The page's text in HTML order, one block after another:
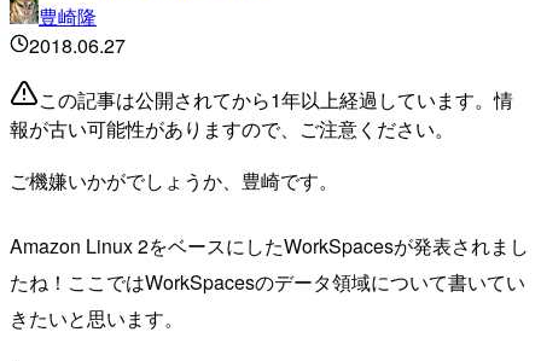
豊崎隆
2018.06.27
この記事は公開されてから1年以上経過しています。情
報が古い可能性がありますので、ご注意ください。
ご機嫌いかがでしょうか、豊崎です。
Amazon Linux 2をベースにしたWorkSpacesが発表されまし
たね！ここではWorkSpacesのデータ領域について書いてい
きたいと思います。